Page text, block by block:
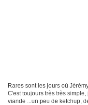
Rares sont les jours où
C'est toujours très très
viande ...un peu de ketchup,